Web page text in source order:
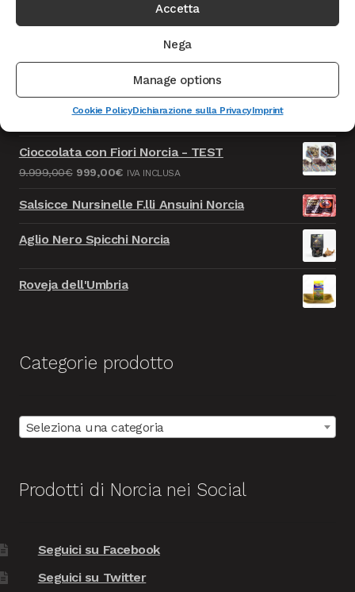
Accetta
Nega
Manage options
Cookie PolicyDichiarazione sulla PrivacyImprint
Caciotta formaggio della Solidarietà - TEST
Il
originale
era:
9.999,00€.
Il
attuale
è:
999,00€.
Cioccolata con Fiori Norcia - TEST
9.999,00€ Il
originale
9.999,00€.
999,00€Il
attuale
IVA INCLUSA
Salsicce Nursinelle F.lli Ansuini Norcia
Aglio Nero Spicchi Norcia
Roveja dell'Umbria
Categorie prodotto
Seleziona una categoria
Prodotti di Norcia nei Social
Seguici su Facebook
Seguici su Twitter